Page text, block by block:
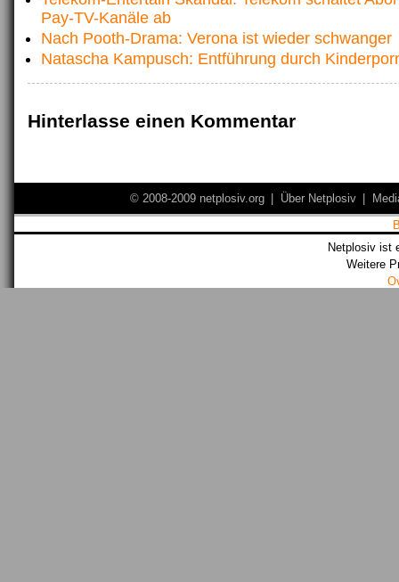
Pay-TV-Kanäle ab
Nach Pooth-Drama: Verona ist wieder schwanger
Natascha Kampusch: Entführung durch
Hinterlasse einen Kommentar
© 2008-2009 netplosiv.org Über Netplosiv
Netplosiv ist
Weitere